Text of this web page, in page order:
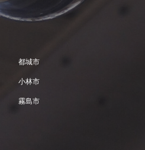
都城市
小林市
霧島市